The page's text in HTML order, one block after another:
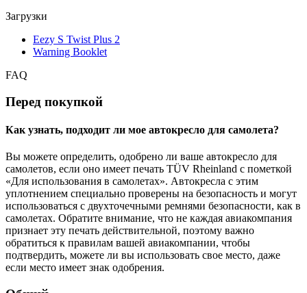
Загрузки
Eezy S Twist Plus 2
Warning Booklet
FAQ
Перед покупкой
Как узнать, подходит ли мое автокресло для самолета?
Вы можете определить, одобрено ли ваше автокресло для
самолетов, если оно имеет печать TÜV Rheinland с пометкой
«Для использования в самолетах». Автокресла с этим
уплотнением специально проверены на безопасность и могут
использоваться с двухточечными ремнями безопасности, как в
самолетах. Обратите внимание, что не каждая авиакомпания
признает эту печать действительной, поэтому важно
обратиться к правилам вашей авиакомпании, чтобы
подтвердить, можете ли вы использовать свое место, даже
если место имеет знак одобрения.